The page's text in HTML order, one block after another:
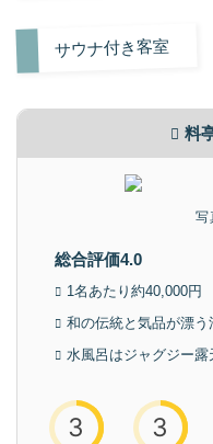
サウナ付き客室
料
総合評価4.0
1名あたり約40,000円
和の伝統と気品が漂う
水風呂はジャグジー露
写
3 3